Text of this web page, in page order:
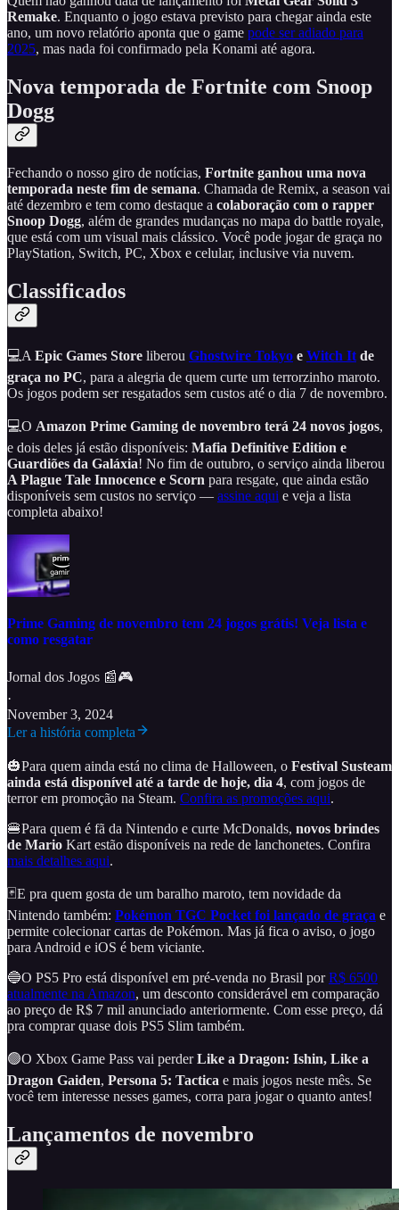
Remake. Enquanto o jogo estava previsto para chegar ainda este
ano, um novo relatório aponta que o game pode ser adiado para
2025, mas nada foi confirmado pela Konami até agora.
Nova temporada de Fortnite com Snoop
Dogg
Fechando o nosso giro de notícias, Fortnite ganhou uma nova
temporada neste fim de semana. Chamada de Remix, a season vai
até dezembro e tem como destaque a colaboração com o rapper
Snoop Dogg, além de grandes mudanças no mapa do battle royale,
que está com um visual mais clássico. Você pode jogar de graça no
PlayStation, Switch, PC, Xbox e celular, inclusive via nuvem.
Classificados
💻A Epic Games Store liberou Ghostwire Tokyo e Witch It de
graça no PC, para a alegria de quem curte um terrorzinho maroto.
Os jogos podem ser resgatados sem custos até o dia 7 de novembro.
💻O Amazon Prime Gaming de novembro terá 24 novos jogos,
e dois deles já estão disponíveis: Mafia Definitive Edition e
Guardiões da Galáxia! No fim de outubro, o serviço ainda liberou
A Plague Tale Innocence e Scorn para resgate, que ainda estão
disponíveis sem custos no serviço — assine aqui e veja a lista
completa abaixo!
Prime Gaming de novembro tem 24 jogos grátis! Veja lista e
como resgatar
Jornal dos Jogos 📰🎮
·
November 3, 2024
Ler a história completa
🎃Para quem ainda está no clima de Halloween, o Festival Susteam
ainda está disponível até a tarde de hoje, dia 4, com jogos de
terror em promoção na Steam. Confira as promoções aqui.
🍔Para quem é fã da Nintendo e curte McDonalds, novos brindes
de Mario Kart estão disponíveis na rede de lanchonetes. Confira
mais detalhes aqui.
🃏E pra quem gosta de um baralho maroto, tem novidade da
Nintendo também: Pokémon TGC Pocket foi lançado de graça e
permite colecionar cartas de Pokémon. Mas já fica o aviso, o jogo
para Android e iOS é bem viciante.
🔵O PS5 Pro está disponível em pré-venda no Brasil porR$ 6500
atualmente na Amazon, um desconto considerável em comparação
ao preço de R$ 7 mil anunciado anteriormente. Com esse preço, dá
pra comprar quase dois PS5 Slim também.
🟢O Xbox Game Pass vai perderLike a Dragon: Ishin, Like a
Dragon Gaiden, Persona 5: Tactica e mais jogos neste mês. Se
você tem interesse nesses games, corra para jogar o quanto antes!
Lançamentos de novembro